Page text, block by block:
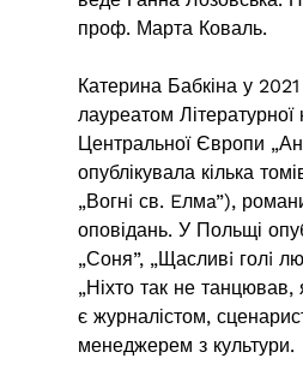
проф. Марта Коваль.
Катерина Бабкіна у
лауреатом Літературної
Центральної Європи
опублікувала кілька
„Вогнi св. Eлмa”),
оповідань. У Польщі
„Соня”, „Щасливi голi
„Ніхто так не танцював,
є журналістом,
менеджерем з культури.